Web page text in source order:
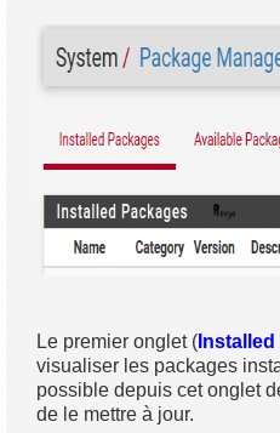
Le premier onglet (
visualiser les packages
possible depuis cet onglet
de le mettre à jour.